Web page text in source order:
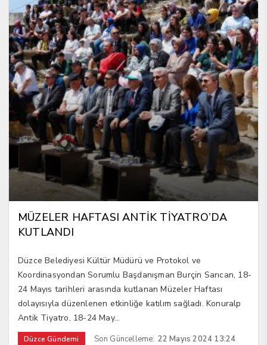
MÜZELER HAFTASI ANTİK TİYATRO’DA
KUTLANDI
Düzce Belediyesi Kültür Müdürü ve Protokol ve
Koordinasyondan Sorumlu Başdanışman Burçin Sarıcan, 18-
24 Mayıs tarihleri arasında kutlanan Müzeler Haftası
dolayısıyla düzenlenen etkinliğe katılım sağladı. Konuralp
Antik Tiyatro, 18-24 May...
Düzce Gündemi Son Güncelleme: 22 Mayıs 2024 13:24